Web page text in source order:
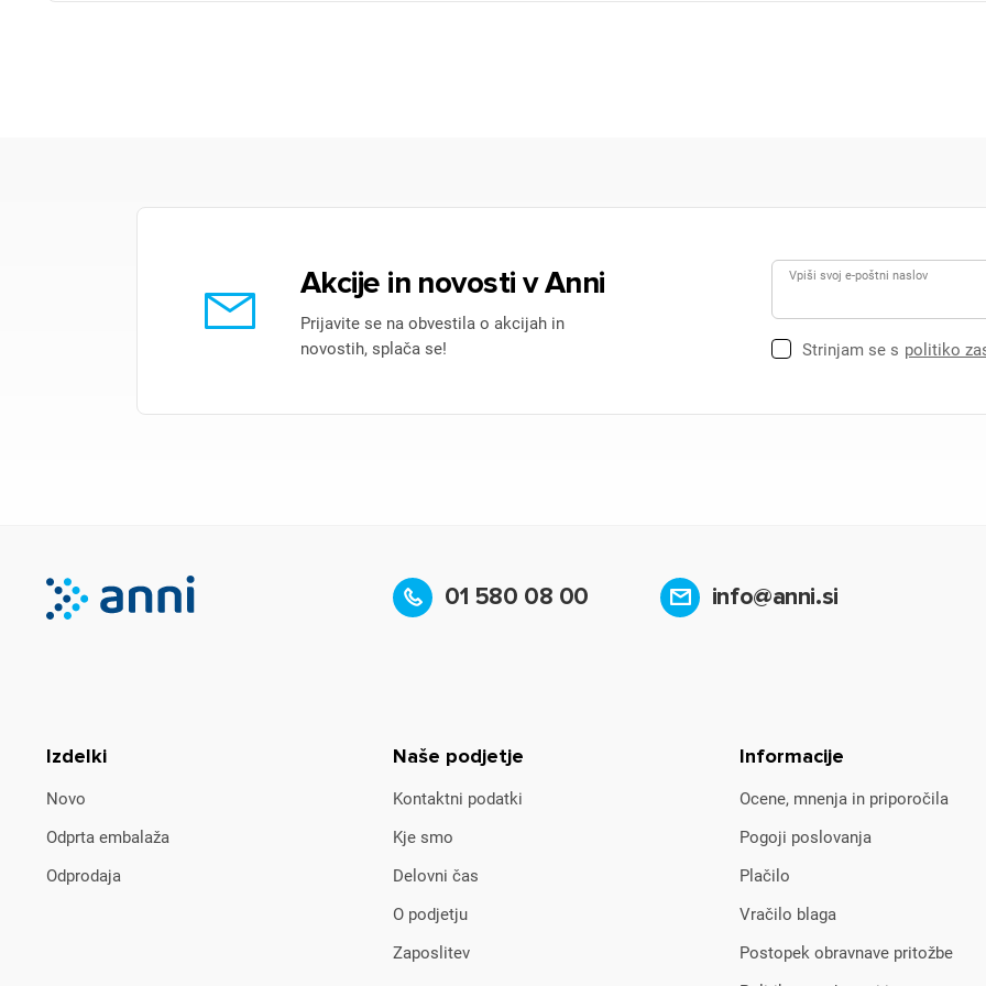
Akcije in novosti v Anni
Prijavite se na obvestila o akcijah in
novostih, splača se!
Vpiši svoj e-poštni naslov
Strinjam se s politiko
01 580 08 00 info@anni.si
Izdelki
Novo
Odprta embalaža
Odprodaja
Naše podjetje
Kontaktni podatki
Kje smo
Delovni čas
O podjetju
Zaposlitev
Informacije
Ocene, mnenja in priporočila
Pogoji poslovanja
Plačilo
Vračilo blaga
Postopek obravnave pritožbe